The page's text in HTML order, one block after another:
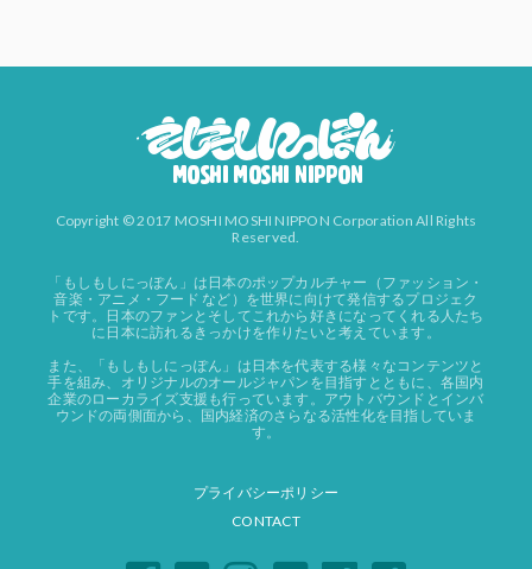
Copyright © 2017 MOSHI MOSHI NIPPON Corporation All Rights
Reserved.
「もしもしにっぽん」は日本のポップカルチャー（ファッション・
音楽・アニメ・フード など）を世界に向けて発信するプロジェク
トです。日本のファンとそしてこれから好きになってくれる人たち
に日本に訪れるきっかけを作りたいと考えています。
また、「もしもしにっぽん」は日本を代表する様々なコンテンツと
手を組み、オリジナルのオールジャパンを目指すとともに、各国内
企業のローカライズ支援も行っています。アウトバウンドとインバ
ウンドの両側面から、国内経済のさらなる活性化を目指していま
す。
プライバシーポリシー
CONTACT